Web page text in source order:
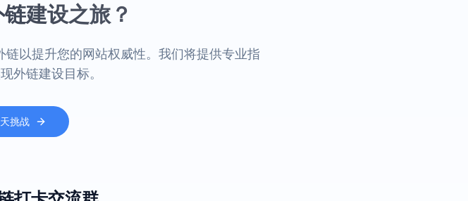
建设之旅？
以提升您的网站权威性。我们将提供专业指
外链建设目标。
挑战